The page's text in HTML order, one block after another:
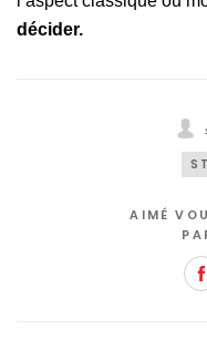
décider.
AIMÉ